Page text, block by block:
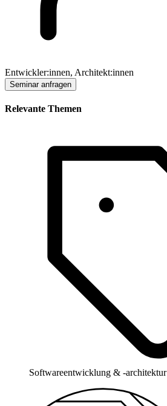
Entwickler:innen, Architekt:innen
Seminar anfragen
Relevante Themen
Softwareentwicklung & -architektur